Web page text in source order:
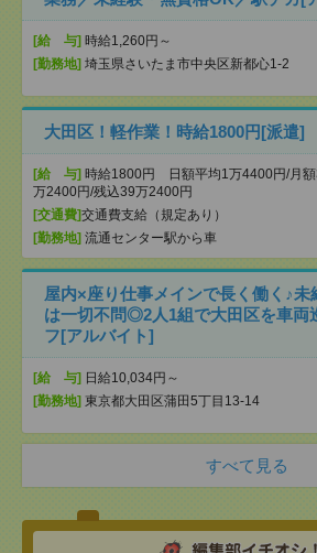
[給 与] 時給1,260円～
[勤務地] 埼玉県さいたま市中央区新都心1-2
大田区！軽作業！時給1800円[派遣]
[給 与] 時給1800円 日額平均1万4400円/月
万2400円/残込39万2400円
[交通費]交通費支給（規定あり）
[勤務地] 流通センター駅から車
屋内×座り仕事メインで長く働く♪未
は一切不問◎2人1組で大田区を車両
フ[アルバイト]
[給 与] 日給10,034円～
[勤務地] 東京都大田区蒲田5丁目13-14
すべて見る